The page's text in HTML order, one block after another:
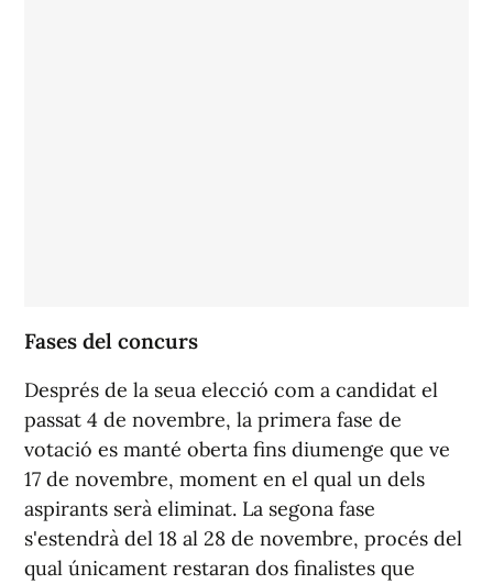
Fases del concurs
Després de la seua elecció com a candidat el
passat 4 de novembre, la primera fase de
votació es manté oberta fins diumenge que ve
17 de novembre, moment en el qual un dels
aspirants serà eliminat. La segona fase
s'estendrà del 18 al 28 de novembre, procés del
qual únicament restaran dos finalistes que